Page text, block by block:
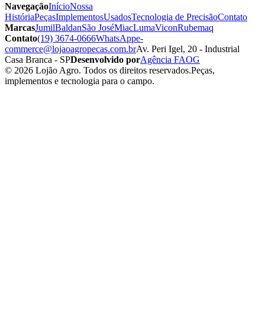
NavegaçãoInícioNossa
HistóriaPeçasImplementosUsadosTecnologia de PrecisãoContato
MarcasJumilBaldanSão JoséMiacLumaViconRubemaq
Contato(19) 3674-0666WhatsAppe-
commerce@lojaoagropecas.com.brAv. Peri Igel, 20 - Industrial
Casa Branca - SPDesenvolvido porAgência FAOG
© 2026 Lojão Agro. Todos os direitos reservados.Peças,
implementos e tecnologia para o campo.